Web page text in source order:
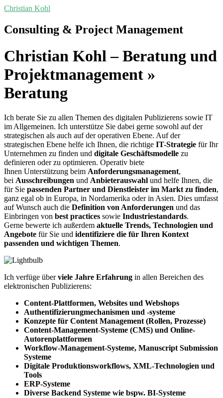
Skip
content
Christian Kohl
Consulting & Project Management
Christian Kohl – Beratung und
Projektmanagement »
Beratung
Ich berate Sie zu allen Themen des digitalen Publizierens sowie IT
im Allgemeinen. Ich unterstütze Sie dabei gerne sowohl auf der
strategischen als auch auf der operativen Ebene. Auf der
strategischen Ebene helfe ich Ihnen, die richtige IT-Strategie für Ihr
Unternehmen zu finden und digitale Geschäftsmodelle zu
definieren oder zu optimieren. Operativ biete
Ihnen Unterstützung beim Anforderungsmanagement,
bei Ausschreibungen und Anbieterauswahl und helfe Ihnen, die
für Sie passenden Partner und Dienstleister im Markt zu finden,
ganz egal ob in Europa, in Nordamerika oder in Asien. Dies umfasst
auf Wunsch auch die Definition von Anforderungen und das
Einbringen von best practices sowie Industriestandards.
Gerne bewerte ich außerdem aktuelle Trends, Technologien und
Angebote für Sie und identifiziere die für Ihren Kontext
passenden und wichtigen Themen.
Ich verfüge überviele Jahre Erfahrung in allen Bereichen des
elektronischen Publizierens:
Content-Plattformen, Websites und Webshops
Authentifizierungmechanismen und -systeme
Konzepte für Content Management (Rollen, Prozesse)
Content-Management-Systeme (CMS) und Online-
Autorenplattformen
Workflow-Management-Systeme, Manuscript Submission
Systeme
Digitale Produktionsworkflows, XML-Technologien und
Tools
ERP-Systeme
Diverse Backend Systeme wie bspw. BI-Systeme